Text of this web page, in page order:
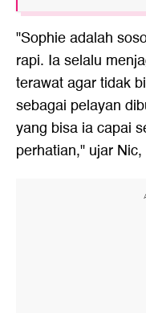
"Sophie adalah
rapi. Ia selalu
terawat agar tidak
sebagai pelayan
yang bisa ia capai
perhatian," ujar